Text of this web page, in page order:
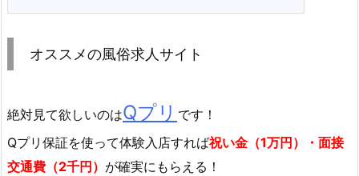
オススメの風俗求人サイト
絶対見て欲しいのはQプリ です！
Qプリ保証を使って体験入店すれば祝い金（1万円）・面接
交通費（2千円） が確実にもらえる！